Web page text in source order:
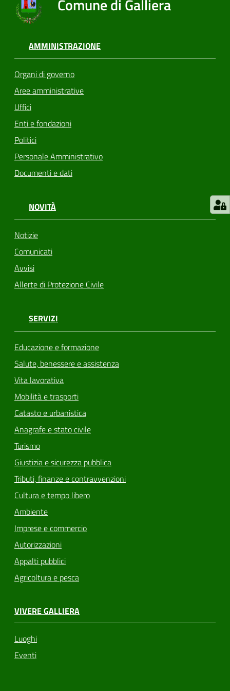
Comune di Galliera
AMMINISTRAZIONE
Organi di governo
Aree amministrative
Uffici
Enti e fondazioni
Politici
Personale Amministrativo
Documenti e dati
NOVITÀ
Notizie
Comunicati
Avvisi
Allerte di Protezione Civile
SERVIZI
Educazione e formazione
Salute, benessere e assistenza
Vita lavorativa
Mobilità e trasporti
Catasto e urbanistica
Anagrafe e stato civile
Turismo
Giustizia e sicurezza pubblica
Tributi, finanze e contravvenzioni
Cultura e tempo libero
Ambiente
Imprese e commercio
Autorizzazioni
Appalti pubblici
Agricoltura e pesca
VIVERE GALLIERA
Luoghi
Eventi